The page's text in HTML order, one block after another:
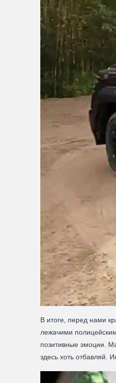
В итоге, перед нами
лежачими
позитивные эмоции.
здесь хоть отбавляй.